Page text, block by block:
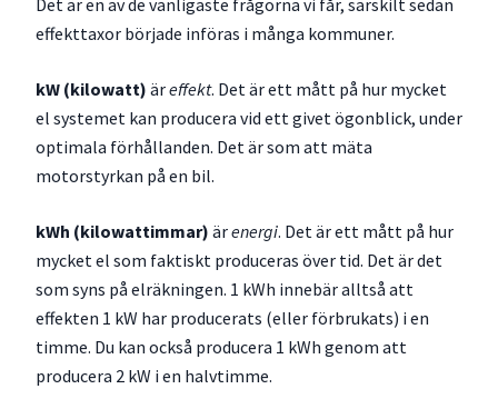
Det är en av de vanligaste frågorna vi får, särskilt sedan
effekttaxor började införas i många kommuner.
kW (kilowatt) äreffekt. Det är ett mått på hur mycket
el systemet kan producera vid ett givet ögonblick, under
optimala förhållanden. Det är som att mäta
motorstyrkan på en bil.
kWh (kilowattimmar) ärenergi. Det är ett mått på hur
mycket el som faktiskt produceras över tid. Det är det
som syns på elräkningen. 1 kWh innebär alltså att
effekten 1 kW har producerats (eller förbrukats) i en
timme. Du kan också producera 1 kWh genom att
producera 2 kW i en halvtimme.